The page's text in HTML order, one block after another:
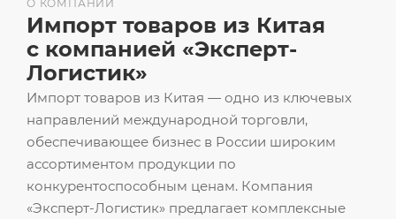
Импорт товаров из Китая — одно из ключевых
направлений международной торговли,
обеспечивающее бизнес в России широким
ассортиментом продукции по
конкурентоспособным ценам. Компания
«Эксперт-Логистик» предлагает комплексные
О КОМПАНИИ
Импорт товаров из Китая
с компанией «Эксперт-
Логистик»